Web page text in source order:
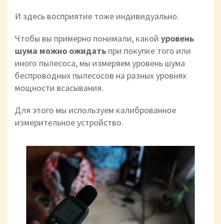
И здесь восприятие тоже индивидуально.
Чтобы вы примерно понимали, какой уровень
шума можно ожидать при покупке того или
иного пылесоса, мы измеряем уровень шума
беспроводных пылесосов на разных уровнях
мощности всасывания.
Для этого мы используем калиброванное
измерительное устройство.